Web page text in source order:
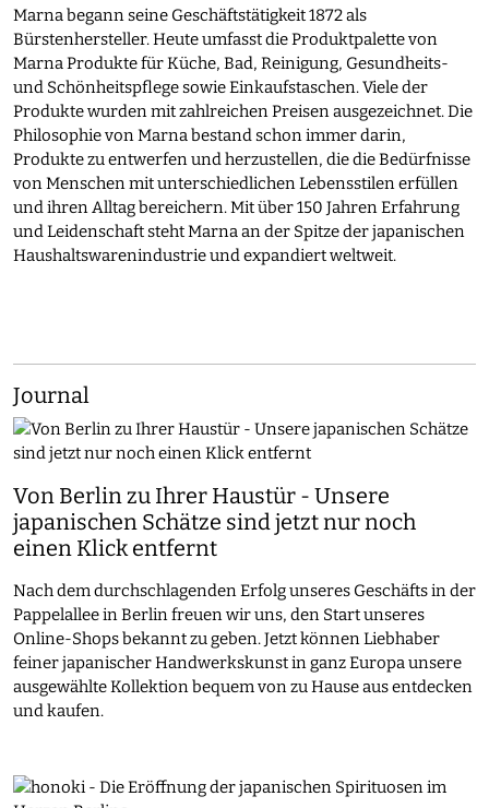
Marna begann seine Geschäftstätigkeit 1872 als
Bürstenhersteller. Heute umfasst die Produktpalette von
Marna Produkte für Küche, Bad, Reinigung, Gesundheits-
und Schönheitspflege sowie Einkaufstaschen. Viele der
Produkte wurden mit zahlreichen Preisen ausgezeichnet. Die
Philosophie von Marna bestand schon immer darin,
Produkte zu entwerfen und herzustellen, die die Bedürfnisse
von Menschen mit unterschiedlichen Lebensstilen erfüllen
und ihren Alltag bereichern. Mit über 150 Jahren Erfahrung
und Leidenschaft steht Marna an der Spitze der japanischen
Haushaltswarenindustrie und expandiert weltweit.
Journal
Von Berlin zu Ihrer Haustür - Unsere
japanischen Schätze sind jetzt nur noch
einen Klick entfernt
Nach dem durchschlagenden Erfolg unseres Geschäfts in der
Pappelallee in Berlin freuen wir uns, den Start unseres
Online-Shops bekannt zu geben. Jetzt können Liebhaber
feiner japanischer Handwerkskunst in ganz Europa unsere
ausgewählte Kollektion bequem von zu Hause aus entdecken
und kaufen.